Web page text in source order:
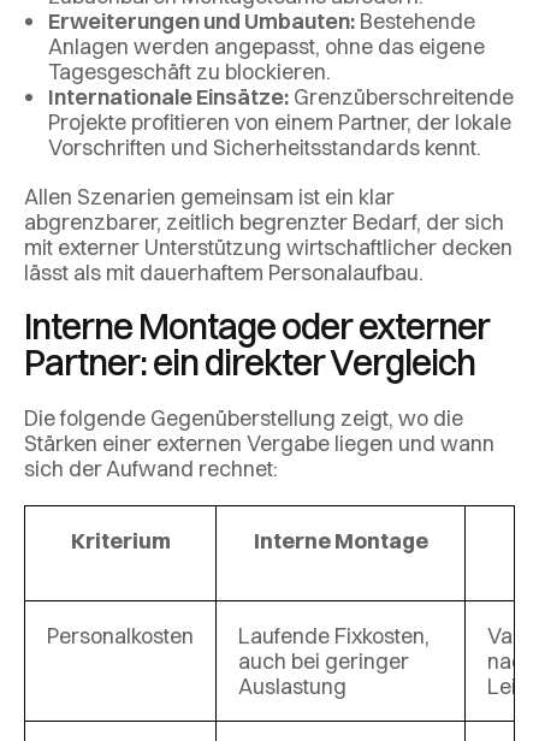
Erweiterungen und Umbauten: Bestehende
Anlagen werden angepasst, ohne das eigene
Tagesgeschäft zu blockieren.
Internationale Einsätze: Grenzüberschreitende
Projekte profitieren von einem Partner, der lokale
Vorschriften und Sicherheitsstandards kennt.
Allen Szenarien gemeinsam ist ein klar
abgrenzbarer, zeitlich begrenzter Bedarf, der sich
mit externer Unterstützung wirtschaftlicher decken
lässt als mit dauerhaftem Personalaufbau.
Interne Montage oder externer
Partner: ein direkter Vergleich
Die folgende Gegenüberstellung zeigt, wo die
Stärken einer externen Vergabe liegen und wann
sich der Aufwand rechnet:
Kriterium Interne Montage
Personalkosten
Laufende Fixkosten,
auch bei geringer
Auslastung